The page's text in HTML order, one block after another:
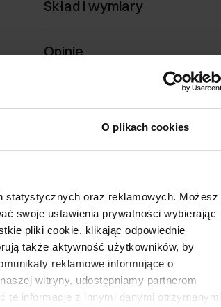
O plikach cookies
statystycznych oraz reklamowych. Możesz
swoje ustawienia prywatności wybierając
pliki cookie, klikając odpowiednie
także aktywność użytkowników, by
reklamowe informujące o
witryny, udostępniamy partnerom
te informacje z innymi danymi otrzymanymi
Skład i wymiary
Opinie